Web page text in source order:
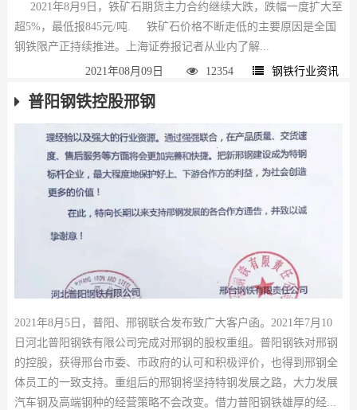
2021年8月9日，铁矿石期货主力合约继续大跌，跌幅一度扩大至
超5%，最低报845元/吨. 铁矿石价格不断走低的主要原因是全国
钢铁限产正持续推进。上海证券报记者从业内了解...
2021年08月09日 12354 钢铁行业资讯
普阳钢铁控股邢钢
2021年8月5日，普阳、邢钢联合发布致广大客户函。2021年7月10
日河北普阳钢铁有限公司完成对邢钢的股权重组。普阳钢铁对邢钢
的控股，获得邢台市委、市政府的认可和积极评价，也得到邢钢全
体员工的一致支持。重组后的邢钢将坚持特钢发展之路，大力发展
汽车钢及高端钢种的经营策略不会改变。借力普阳钢铁雄厚的经...